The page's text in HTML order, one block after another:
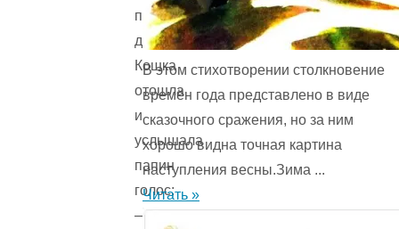
перечисляла
дальше.
Кошка
отошла
и
услышала
папин
голос:
—
В этом стихотворении столкновение
времён года представ­лено в виде
сказочного сражения, но за ним
хорошо видна точная картина
наступления весны.Зима ...
Читать »